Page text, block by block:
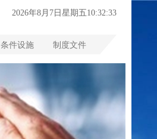
2026年8月7日星期五10:32:34
条件设施 制度文件